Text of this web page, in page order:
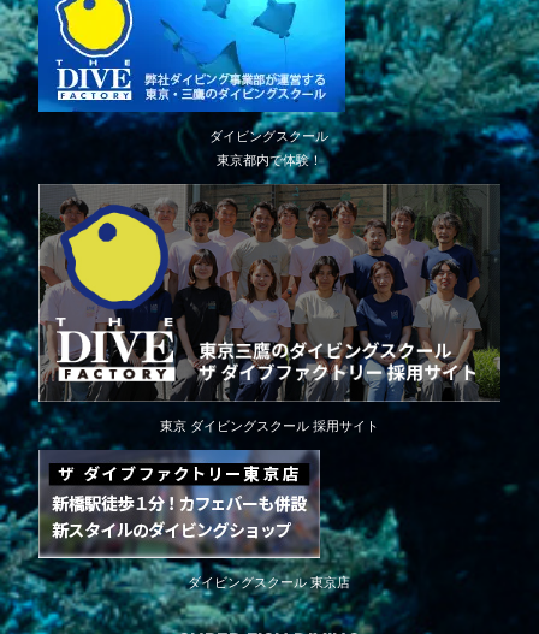
ダイビングスクール
東京都内で体験！
東京 ダイビングスクール 採用サイト
ダイビングスクール 東京店